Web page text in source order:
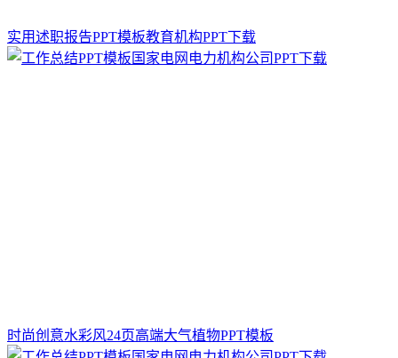
实用述职报告PPT模板教育机构PPT下载
时尚创意水彩风24页高端大气植物PPT模板